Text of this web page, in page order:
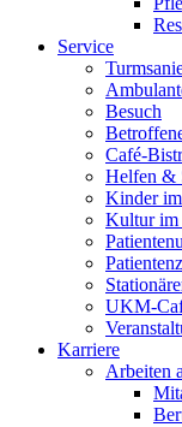
Service
Besuch
Café-
Helfen &
Kinder
Kultur im
UKM-
Karriere
Arbeiten